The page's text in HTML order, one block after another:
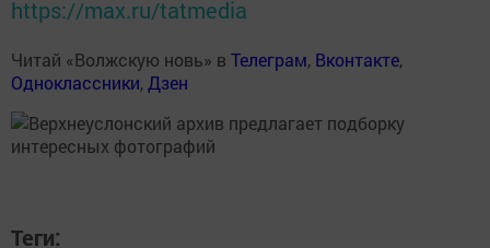
https://max.ru/tatmedia
Читай «Волжскую новь» в Телеграм, Вконтакте,
Одноклассники, Дзен
Теги: